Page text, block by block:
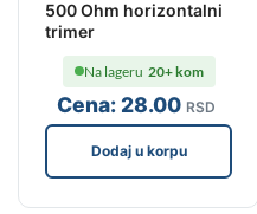
500 Ohm horizontalni
trimer
Cena: 28.00 RSD
Na lageru 20+ kom
Dodaj u korpu